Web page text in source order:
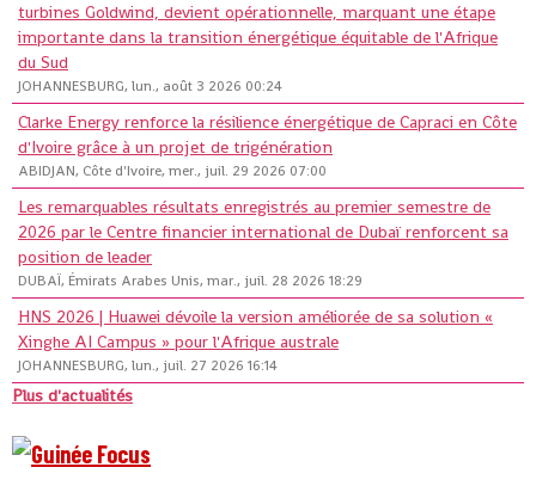
turbines Goldwind, devient opérationnelle, marquant une étape
importante dans la transition énergétique équitable de l'Afrique
du Sud
JOHANNESBURG, lun., août 3 2026 00:24
Clarke Energy renforce la résilience énergétique de Capraci en Côte
d'Ivoire grâce à un projet de trigénération
ABIDJAN, Côte d'Ivoire, mer., juil. 29 2026 07:00
Les remarquables résultats enregistrés au premier semestre de
2026 par le Centre financier international de Dubaï renforcent sa
position de leader
DUBAÏ, Émirats Arabes Unis, mar., juil. 28 2026 18:29
HNS 2026 | Huawei dévoile la version améliorée de sa solution «
Xinghe AI Campus » pour l'Afrique australe
JOHANNESBURG, lun., juil. 27 2026 16:14
Plus d'actualités